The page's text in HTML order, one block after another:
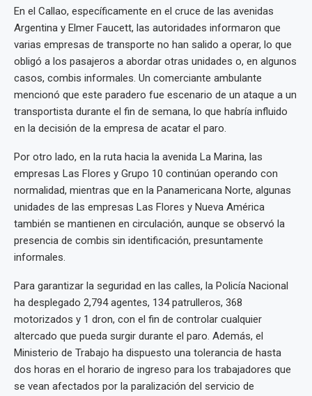
En el Callao, específicamente en el cruce de las avenidas
Argentina y Elmer Faucett, las autoridades informaron que
varias empresas de transporte no han salido a operar, lo que
obligó a los pasajeros a abordar otras unidades o, en algunos
casos, combis informales. Un comerciante ambulante
mencionó que este paradero fue escenario de un ataque a un
transportista durante el fin de semana, lo que habría influido
en la decisión de la empresa de acatar el paro.
Por otro lado, en la ruta hacia la avenida La Marina, las
empresas Las Flores y Grupo 10 continúan operando con
normalidad, mientras que en la Panamericana Norte, algunas
unidades de las empresas Las Flores y Nueva América
también se mantienen en circulación, aunque se observó la
presencia de combis sin identificación, presuntamente
informales.
Para garantizar la seguridad en las calles, la Policía Nacional
ha desplegado 2,794 agentes, 134 patrulleros, 368
motorizados y 1 dron, con el fin de controlar cualquier
altercado que pueda surgir durante el paro. Además, el
Ministerio de Trabajo ha dispuesto una tolerancia de hasta
dos horas en el horario de ingreso para los trabajadores que
se vean afectados por la paralización del servicio de